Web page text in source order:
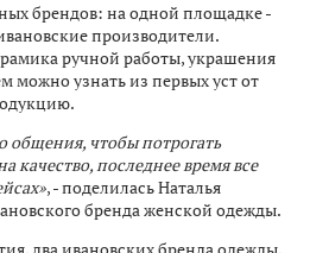
брендов: на одной площадке -
производители.
ручной работы, украшения
можно узнать из первых уст от
общения, чтобы потрогать
качество, последнее время все
, - поделилась Наталья
бренда женской одежды.